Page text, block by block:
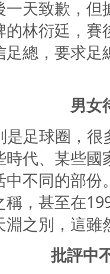
一天致歉，
的林衍廷，
總，要求
男女
是足球圈，
代、某些
不同的部
稱，甚至在
之別，這雖
批評中